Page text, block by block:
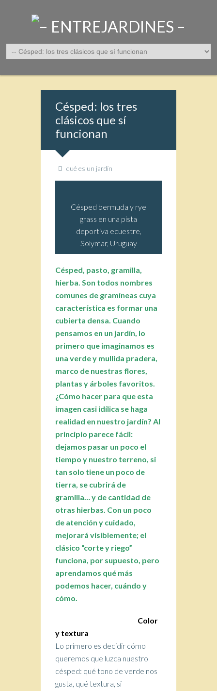
Césped: los tres
clásicos que sí
funcionan
qué es un jardín
Césped bermuda y rye
grass en una pista
deportiva ecuestre,
Solymar, Uruguay
Césped, pasto, gramilla,
hierba. Son todos nombres
comunes de gramíneas cuya
característica es formar una
cubierta densa. Cuando
pensamos en un jardín, lo
primero que imaginamos es
una verde y mullida pradera,
marco de nuestras flores,
plantas y árboles favoritos.
¿Cómo hacer para que esta
imagen casi idílica se haga
realidad en nuestro jardín? Al
principio parece fácil:
dejamos pasar un poco el
tiempo y nuestro terreno, si
tan solo tiene un poco de
tierra, se cubrirá de
gramilla… y de cantidad de
otras hierbas. Con un poco
de atención y cuidado,
mejorará visiblemente; el
clásico “corte y riego”
funciona, por supuesto, pero
aprendamos qué más
podemos hacer, cuándo y
cómo.
Color
y textura
Lo primero es decidir cómo
queremos que luzca nuestro
césped: qué tono de verde nos
gusta, qué textura, si